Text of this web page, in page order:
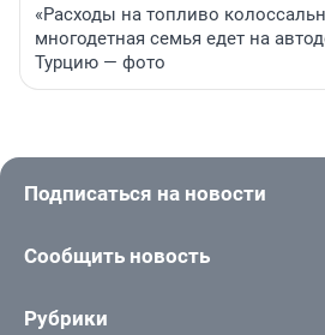
«Расходы на топливо
многодетная семья едет на
Турцию — фото
Подписаться на новости
Сообщить новость
Рубрики